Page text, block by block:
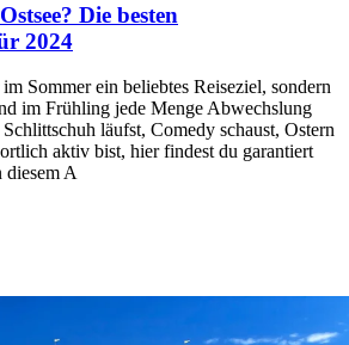
Die besten
2024
Sommer ein beliebtes Reiseziel, sondern
im Frühling jede Menge Abwechslung
läufst, Comedy schaust, Ostern
aktiv bist, hier findest du garantiert
diesem A